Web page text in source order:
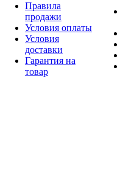
Правила
продажи
Условия оплаты
Условия
доставки
Гарантия на
товар